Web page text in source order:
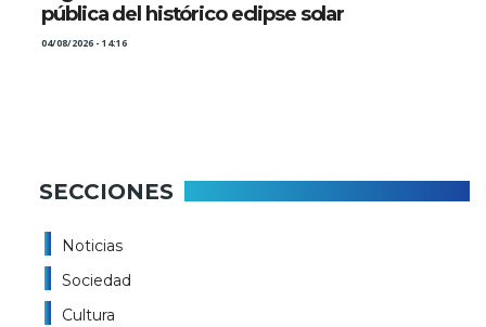
pública del histórico eclipse solar
04/08/2026 - 14:16
SECCIONES
Noticias
Sociedad
Cultura